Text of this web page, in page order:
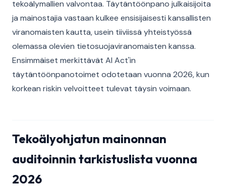
tekoälymallien valvontaa. Täytäntöönpano julkaisijoita
ja mainostajia vastaan kulkee ensisijaisesti kansallisten
viranomaisten kautta, usein tiiviissä yhteistyössä
olemassa olevien tietosuojaviranomaisten kanssa.
Ensimmäiset merkittävät AI Act'in
täytäntöönpanotoimet odotetaan vuonna 2026, kun
korkean riskin velvoitteet tulevat täysin voimaan.
Tekoälyohjatun mainonnan
auditoinnin tarkistuslista vuonna
2026